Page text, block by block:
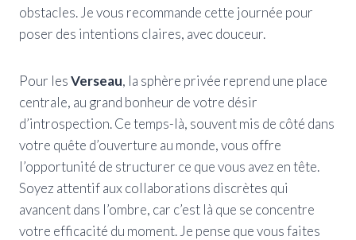
obstacles. Je vous recommande cette journée pour
poser des intentions claires, avec douceur.
Pour lesVerseau, la sphère privée reprend une place
centrale, au grand bonheur de votre désir
d’introspection. Ce temps-là, souvent mis de côté dans
votre quête d’ouverture au monde, vous offre
l’opportunité de structurer ce que vous avez en tête.
Soyez attentif aux collaborations discrètes qui
avancent dans l’ombre, car c’est là que se concentre
votre efficacité du moment. Je pense que vous faites